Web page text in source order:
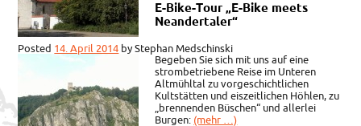
E-Bike-Tour „E-Bike meets
Neandertaler“
Posted 14. April 2014 byStephan Medschinski
Begeben Sie sich mit uns auf eine
strombetriebene Reise im Unteren
Altmühltal zu vorgeschichtlichen
Kultstätten und eiszeitlichen Höhlen, zu
„brennenden Büschen“ und allerlei
Burgen: (mehr …)